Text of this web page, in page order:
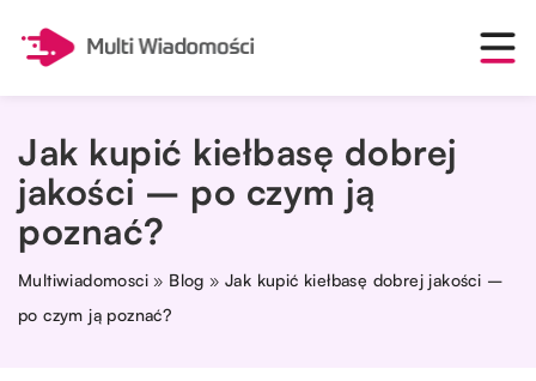
Jak kupić kiełbasę dobrej
jakości – po czym ją
poznać?
Multiwiadomosci » Blog »Jak kupić kiełbasę dobrej jakości –
po czym ją poznać?